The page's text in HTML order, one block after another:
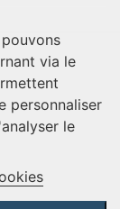
via le
personnaliser
le